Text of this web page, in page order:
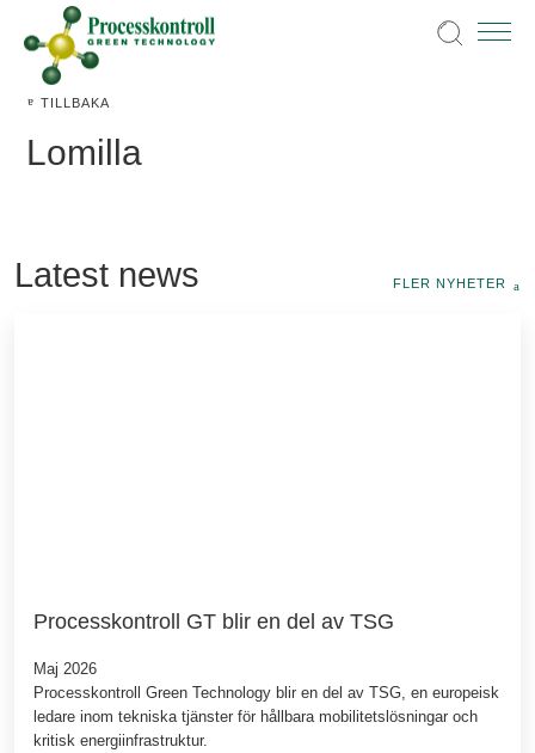
TILLBAKA
Lomilla
Latest news FLER NYHETER
Processkontroll GT blir en del av TSG
Maj 2026
Processkontroll Green Technology blir en del av TSG, en europeisk
ledare inom tekniska tjänster för hållbara mobilitetslösningar och
kritisk energiinfrastruktur.